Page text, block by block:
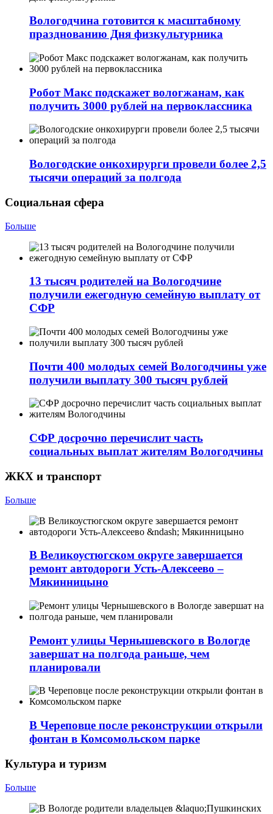
Вологодчина готовится к масштабному
празднованию Дня физкультурника
Робот Макс подскажет вологжанам, как
получить 3000 рублей на первоклассника
Вологодские онкохирурги провели более 2,5
тыcячи операций за полгода
Социальная сфера
Больше
13 тысяч родителей на Вологодчине
получили ежегодную семейную выплату от
СФР
Почти 400 молодых семей Вологодчины уже
получили выплату 300 тысяч рублей
СФР досрочно перечислит часть
социальных выплат жителям Вологодчины
ЖКХ и транспорт
Больше
В Великоустюгском округе завершается
ремонт автодороги Усть-Алексеево –
Мякинницыно
Ремонт улицы Чернышевского в Вологде
завершат на полгода раньше, чем
планировали
В Череповце после реконструкции открыли
фонтан в Комсомольском парке
Культура и туризм
Больше